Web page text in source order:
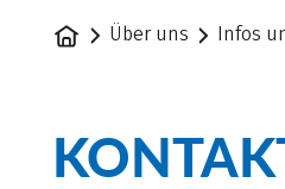
StartseiteÜber uns Infos